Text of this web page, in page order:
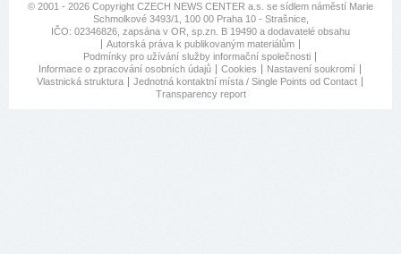
© 2001 - 2026 Copyright CZECH NEWS CENTER a.s. se sídlem náměstí Marie
Schmolkové 3493/1, 100 00 Praha 10 - Strašnice,
IČO: 02346826, zapsána v OR, sp.zn. B 19490 a dodavatelé obsahu
Autorská práva k publikovaným materiálům
Podmínky pro užívání služby informační společnosti
Informace o zpracování osobních údajů
Cookies
Nastavení soukromí
Vlastnická struktura
Jednotná kontaktní místa / Single Points od Contact
Transparency report